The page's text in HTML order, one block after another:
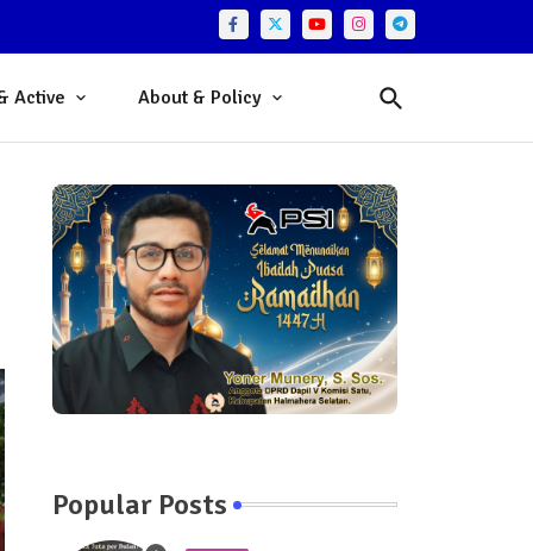
Active About & Policy
Popular Posts